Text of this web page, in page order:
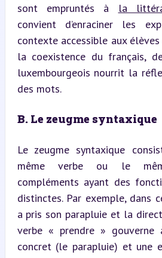
sont empruntés à
la
convient d’enraciner les
contexte accessible aux
la coexistence du français,
luxembourgeois nourrit la
des mots.
B. Le zeugme syntaxique
Le zeugme syntaxique
même verbe ou le
compléments ayant des
distinctes. Par exemple, dans
a pris son parapluie et la
verbe « prendre »
concret (le parapluie) et une